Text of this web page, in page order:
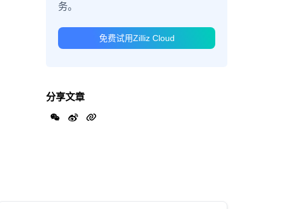
务。
免费试用Zilliz Cloud
分享文章